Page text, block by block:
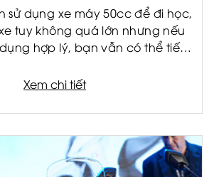
sử dụng xe máy 50cc để đi học,
tuy không quá lớn nhưng nếu
hợp lý, bạn vẫn có thể tiết
đình, việc tiết kiệm nhiên liệu còn
hóc về lâu dài.
Xem chi tiết